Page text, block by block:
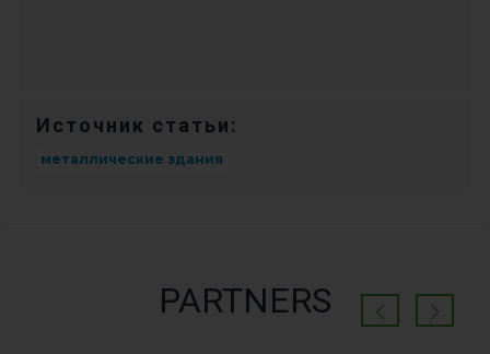
Источник статьи:
металлические здания
PARTNERS